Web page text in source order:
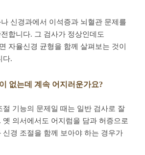
신경과에서 이석증과 뇌혈관 문제를
합니다. 그 검사가 정상인데도
자율신경 균형을 함께 살펴보는 것이
다.
없는데 계속 어지러운가요?
절 기능의 문제일 때는 일반 검사로 잘
옛 의서에서도 어지럼을 담과 허증으로
신경 조절을 함께 보아야 하는 경우가